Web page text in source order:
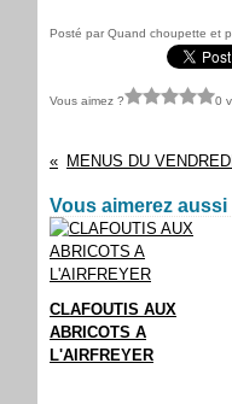
Posté par Quand choupette et
Vous aimez ? 0
Vous aimerez aussi
CLAFOUTIS AUX
ABRICOTS A
L'AIRFREYER